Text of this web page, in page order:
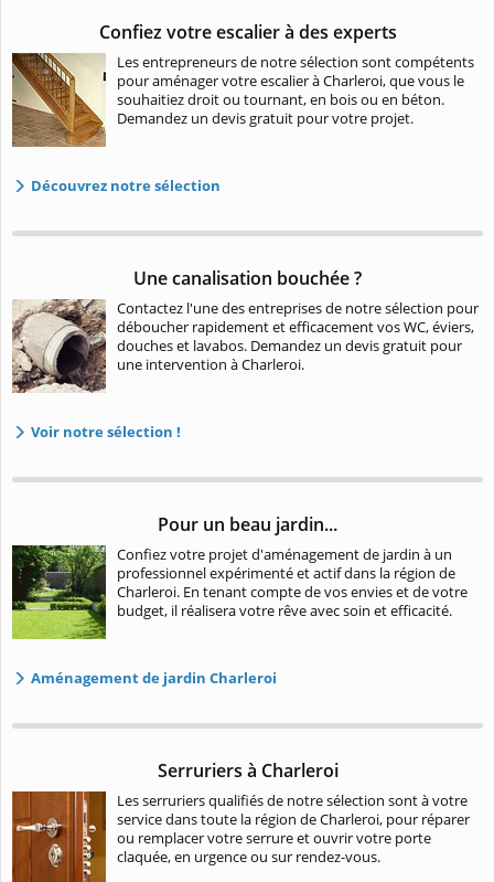
Confiez votre escalier à des experts
Les entrepreneurs de notre sélection sont compétents
pour aménager votre escalier à Charleroi, que vous le
souhaitiez droit ou tournant, en bois ou en béton.
Demandez un devis gratuit pour votre projet.
Découvrez notre sélection
Une canalisation bouchée ?
Contactez l'une des entreprises de notre sélection pour
déboucher rapidement et efficacement vos WC, éviers,
douches et lavabos. Demandez un devis gratuit pour
une intervention à Charleroi.
Voir notre sélection !
Pour un beau jardin...
Confiez votre projet d'aménagement de jardin à un
professionnel expérimenté et actif dans la région de
Charleroi. En tenant compte de vos envies et de votre
budget, il réalisera votre rêve avec soin et efficacité.
Aménagement de jardin Charleroi
Serruriers à Charleroi
Les serruriers qualifiés de notre sélection sont à votre
service dans toute la région de Charleroi, pour réparer
ou remplacer votre serrure et ouvrir votre porte
claquée, en urgence ou sur rendez-vous.